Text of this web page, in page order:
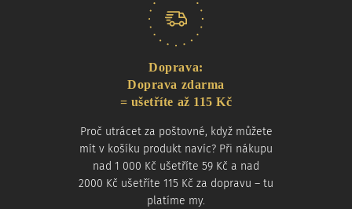
Doprava:
Doprava zdarma
= ušetříte až 115 Kč
Proč utrácet za poštovné, když můžete
mít v košíku produkt navíc? Při nákupu
nad 1 000 Kč ušetříte 59 Kč a nad
2000 Kč ušetříte 115 Kč za dopravu – tu
platíme my.